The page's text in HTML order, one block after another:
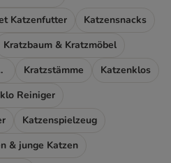
Katzenfutter
Katzensnacks
Kratzbaum & Kratzmöbel
Zubehör
Kratzstämme
Katzenklos
Reiniger
Katzenspielzeug
& junge Katzen